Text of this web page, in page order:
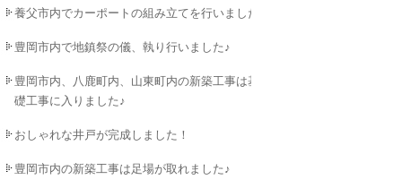
養父市内でカーポートの組み立てを行いました♪
豊岡市内で地鎮祭の儀、執り行いました♪
豊岡市内、八鹿町内、山東町内の新築工事は基
礎工事に入りました♪
おしゃれな井戸が完成しました！
豊岡市内の新築工事は足場が取れました♪